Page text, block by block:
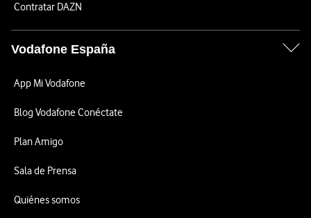
Contratar DAZN
Vodafone España
App Mi Vodafone
Blog Vodafone Conéctate
Plan Amigo
Sala de Prensa
Quiénes somos